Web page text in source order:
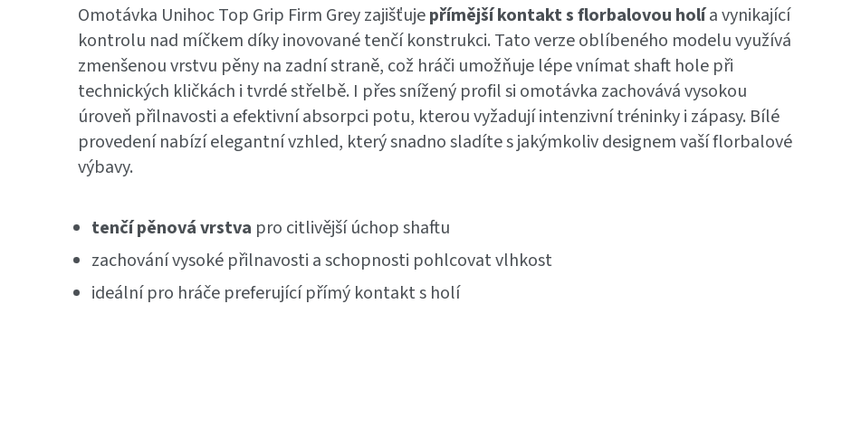
Omotávka Unihoc Top Grip Firm Grey zajišťujepřímější kontakt s florbalovou holía vynikající
kontrolu nad míčkem díky inovované tenčí konstrukci. Tato verze oblíbeného modelu využívá
zmenšenou vrstvu pěny na zadní straně, což hráči umožňuje lépe vnímat shaft hole při
technických kličkách i tvrdé střelbě. I přes snížený profil si omotávka zachovává vysokou
úroveň přilnavosti a efektivní absorpci potu, kterou vyžadují intenzivní tréninky i zápasy. Bílé
provedení nabízí elegantní vzhled, který snadno sladíte s jakýmkoliv designem vaší florbalové
výbavy.
tenčí pěnová vrstva pro citlivější úchop shaftu
zachování vysoké přilnavosti a schopnosti pohlcovat vlhkost
ideální pro hráče preferující přímý kontakt s holí